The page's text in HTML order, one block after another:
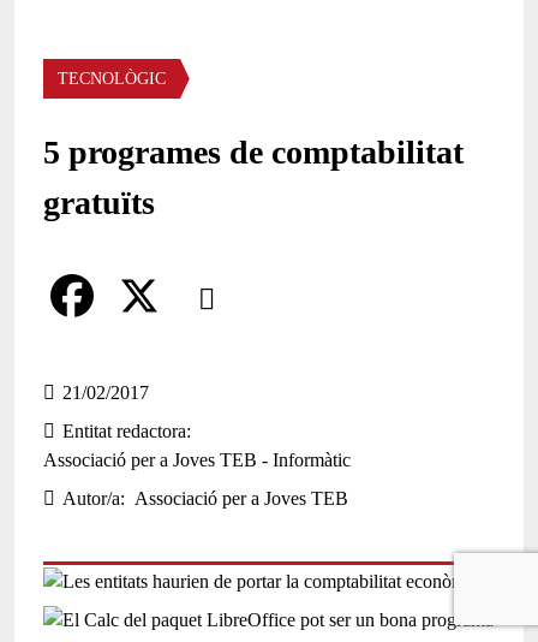
Àmbit de la notícia
TECNOLÒGIC
5 programes de comptabilitat
gratuïts
Comparteix
a
c
o
o
21/02/2017
Entitat redactora
Associació per a Joves TEB - Informàtic
Autor/a
Associació per a Joves TEB